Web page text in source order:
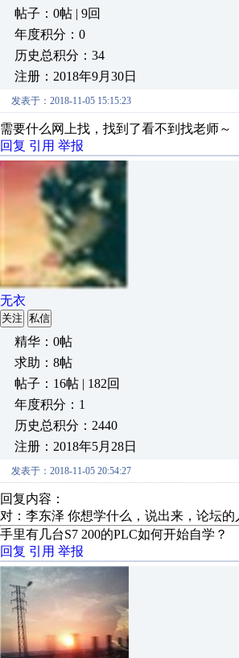
帖子：0帖 | 9回
年度积分：0
历史总积分：34
注册：2018年9月30日
发表于：2018-11-05 15:15:23
需要什么网上找，找到了看不到找老师～
回复 引用 举报
无衣
关注 私信
精华：0帖
求助：8帖
帖子：16帖 | 182回
年度积分：1
历史总积分：2440
注册：2018年5月28日
发表于：2018-11-05 20:54:27
回复内容：
对：李东泽 你想学什么，说出来，论坛
手里有几台S7 200的PLC如何开始自学？
回复 引用 举报